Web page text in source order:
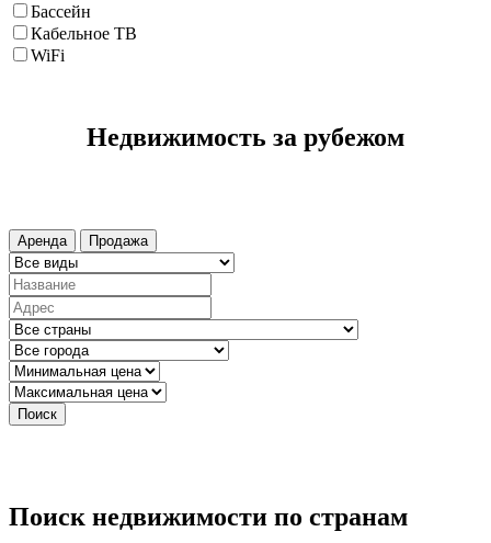
Бассейн
Кабельное ТВ
WiFi
Недвижимость за рубежом
Аренда Продажа
Поиск
Поиск недвижимости по странам